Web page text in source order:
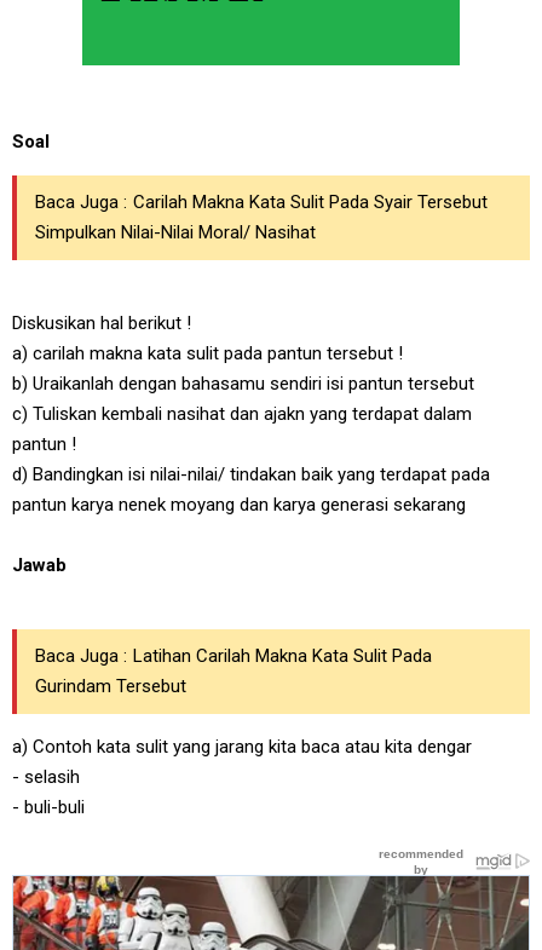
Soal
Baca Juga : Carilah Makna Kata Sulit Pada Syair Tersebut
Simpulkan Nilai-Nilai Moral/ Nasihat
Diskusikan hal berikut !
a) carilah makna kata sulit pada pantun tersebut !
b) Uraikanlah dengan bahasamu sendiri isi pantun tersebut
c) Tuliskan kembali nasihat dan ajakn yang terdapat dalam
pantun !
d) Bandingkan isi nilai-nilai/ tindakan baik yang terdapat pada
pantun karya nenek moyang dan karya generasi sekarang
Jawab
Baca Juga : Latihan Carilah Makna Kata Sulit Pada
Gurindam Tersebut
a) Contoh kata sulit yang jarang kita baca atau kita dengar
- selasih
- buli-buli